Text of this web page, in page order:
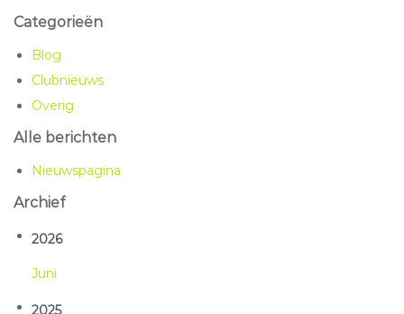
Categorieën
Blog
Clubnieuws
Overig
Alle berichten
Nieuwspagina
Archief
2026
Jun
2025